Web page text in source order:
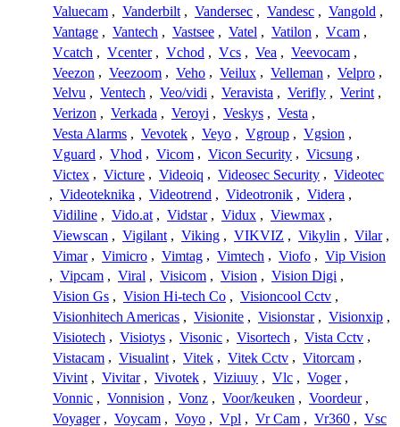
Valuecam , Vanderbilt , Vandersec , Vandesc , Vangold ,
Vantage , Vantech , Vastsee , Vatel , Vatilon , Vcam ,
Vcatch , Vcenter , Vchod , Vcs , Vea , Veevocam ,
Veezon , Veezoom , Veho , Veilux , Velleman , Velpro ,
Velvu , Ventech , Veo/vidi , Veravista , Verifly , Verint ,
Verizon , Verkada , Veroyi , Veskys , Vesta ,
Vesta Alarms , Vevotek , Veyo , Vgroup , Vgsion ,
Vguard , Vhod , Vicom , Vicon Security , Vicsung ,
Victex , Victure , Videoiq , Videosec Security , Videotec
, Videoteknika , Videotrend , Videotronik , Videra ,
Vidiline , Vido.at , Vidstar , Vidux , Viewmax ,
Viewscan , Vigilant , Viking , VIKVIZ , Vikylin , Vilar ,
Vimar , Vimicro , Vimtag , Vimtech , Viofo , Vip Vision
, Vipcam , Viral , Visicom , Vision , Vision Digi ,
Vision Gs , Vision Hi-tech Co , Visioncool Cctv ,
Visionhitech Americas , Visionite , Visionstar , Visionxip ,
Visiotech , Visiotys , Visonic , Visortech , Vista Cctv ,
Vistacam , Visualint , Vitek , Vitek Cctv , Vitorcam ,
Vivint , Vivitar , Vivotek , Viziuuy , Vlc , Voger ,
Vonnic , Vonnision , Vonz , Voor/keuken , Voordeur ,
Voyager , Voycam , Voyo , Vpl , Vr Cam , Vr360 , Vsc